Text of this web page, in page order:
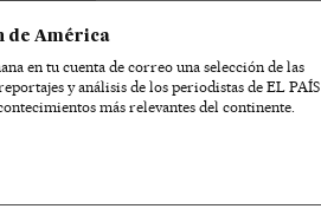
de América
en tu cuenta de correo una selección de las
y análisis de los periodistas de EL PAÍS
más relevantes del continente.